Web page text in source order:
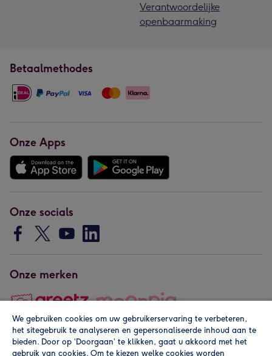
Verantwoordelijke
openbaarmaking
Betaalmethodes
Onze Apps
Onze socials
Onze merken
Copyright © 2026 by Greetz
We gebruiken cookies om uw gebruikerservaring te verbeteren,
het sitegebruik te analyseren en gepersonaliseerde inhoud aan te
bieden. Door op ‘Doorgaan’ te klikken, gaat u akkoord met het
gebruik van cookies. Om te kiezen welke cookies worden